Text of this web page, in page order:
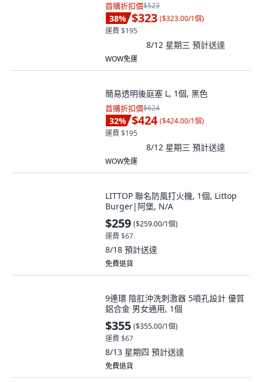
首購折扣價$523
38% $323 ($323.00/1個)
運費 $195
8/12 星期三 預計送達
WOW免運
簡易透明後庭塞 L, 1個, 黑色
首購折扣價$624
32% $424 ($424.00/1個)
運費 $195
8/12 星期三 預計送達
WOW免運
LITTOP 聯名防風打火機, 1個, Littop
Burger|阿堡, N/A
$259 ($259.00/1個)
運費 $67
8/18 預計送達
免費退貨
9連環 陰肛沖洗刺激器 5噴孔設計 優質
鋁合金 男女通用, 1個
$355 ($355.00/1個)
運費 $67
8/13 星期四 預計送達
免費退貨